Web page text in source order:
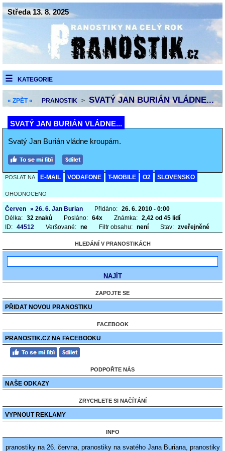
Středa 13. 8. 2025
KATEGORIE
« ZPĚT « PRANOSTIK > SVATÝ JAN BURIÁN VLÁDNE...
SVATÝ JAN BURIÁN VLÁDNE...
Svatý Jan Burián vládne kroupám.
POSLAT NA E-MAIL VODAFONE T-MOBILE O2 SLOVENSKO
OHODNOCENO
Červen » 26. 6. Jan Burian Přidáno: 26. 6. 2010 - 0:00
Délka: 32 znaků Posláno: 64x Známka: 2,42 od 45 lidí
ID: 44512 Veršované: ne Filtr obsahu: není Stav: zveřejněné
HLEDÁNÍ V PRANOSTIKÁCH
ZAPOJTE SE
PŘIDAT NOVOU PRANOSTIKU
FACEBOOK
PRANOSTIK.CZ NA FACEBOOKU
PODPOŘTE NÁS
NAŠE ODKAZY
ZRYCHLETE SI NAČÍTÁNÍ
VYPNOUT REKLAMY
INFO
pranostiky na 26. června, pranostiky na svatého Jana Buriana, pranostiky